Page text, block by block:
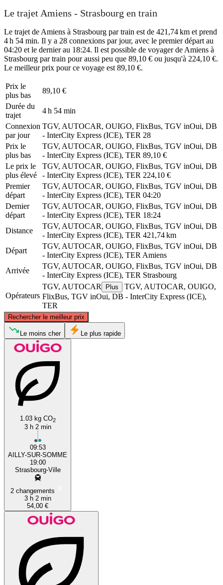
Le trajet Amiens - Strasbourg en train
Le trajet de Amiens à Strasbourg par train est de 421,74 km et prend
4 h 54 min. Il y a 28 connexions par jour, avec le premier départ au
04:20 et le dernier au 18:24. Il est possible de voyager de Amiens à
Strasbourg par train pour aussi peu que 89,10 € ou jusqu'à 224,10 €.
Le meilleur prix pour ce voyage est 89,10 €.
Prix ​​le
plus bas
89,10 €
Durée du
trajet
4 h 54 min
Connexion
par jour
TGV, AUTOCAR, OUIGO, FlixBus, TGV inOui, DB
- InterCity Express (ICE), TER 28
Prix ​​le
plus bas
TGV, AUTOCAR, OUIGO, FlixBus, TGV inOui, DB
- InterCity Express (ICE), TER 89,10 €
Le prix le
plus élevé
TGV, AUTOCAR, OUIGO, FlixBus, TGV inOui, DB
- InterCity Express (ICE), TER 224,10 €
Premier
départ
TGV, AUTOCAR, OUIGO, FlixBus, TGV inOui, DB
- InterCity Express (ICE), TER 04:20
Dernier
départ
TGV, AUTOCAR, OUIGO, FlixBus, TGV inOui, DB
- InterCity Express (ICE), TER 18:24
Distance
TGV, AUTOCAR, OUIGO, FlixBus, TGV inOui, DB
- InterCity Express (ICE), TER 421,74 km
Départ
TGV, AUTOCAR, OUIGO, FlixBus, TGV inOui, DB
- InterCity Express (ICE), TER Amiens
Arrivée
TGV, AUTOCAR, OUIGO, FlixBus, TGV inOui, DB
- InterCity Express (ICE), TER Strasbourg
Opérateurs
TGV, AUTOCAR Plus
TGV, AUTOCAR, OUIGO,
FlixBus, TGV inOui, DB - InterCity Express (ICE),
TER
Rechercher le meilleur prix
Amiens
Le moins cher Le plus rapide
1.03 kg CO2
3 h 2 min
09:53
AILLY-SUR-SOMME
19:00
Strasbourg-Ville
2 changements
3 h 2 min
54,00 €